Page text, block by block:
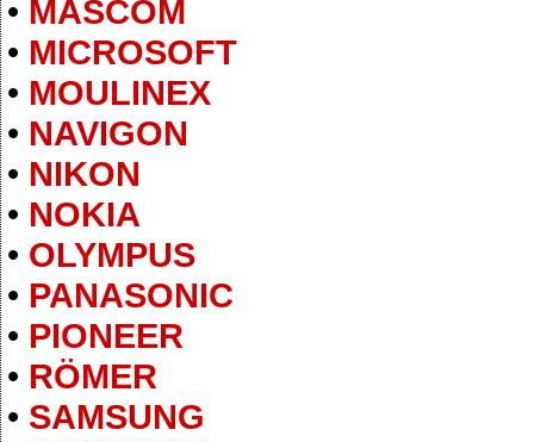
• MASCOM
• MICROSOFT
• MOULINEX
• NAVIGON
• NIKON
• NOKIA
• OLYMPUS
• PANASONIC
• PIONEER
• RÖMER
• SAMSUNG